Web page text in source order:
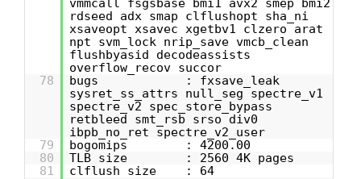
vmmcall fsgsbase bmi1 avx2 smep bmi2
rdseed adx smap clflushopt sha_ni
xsaveopt xsavec xgetbv1 clzero arat
npt svm_lock nrip_save vmcb_clean
flushbyasid decodeassists
overflow_recov succor
78
bugs : fxsave_leak
sysret_ss_attrs null_seg spectre_v1
spectre_v2 spec_store_bypass
retbleed smt_rsb srso div0
ibpb_no_ret spectre_v2_user
79
bogomips : 4200.00
80
TLB size : 2560 4K pages
81
clflush size : 64